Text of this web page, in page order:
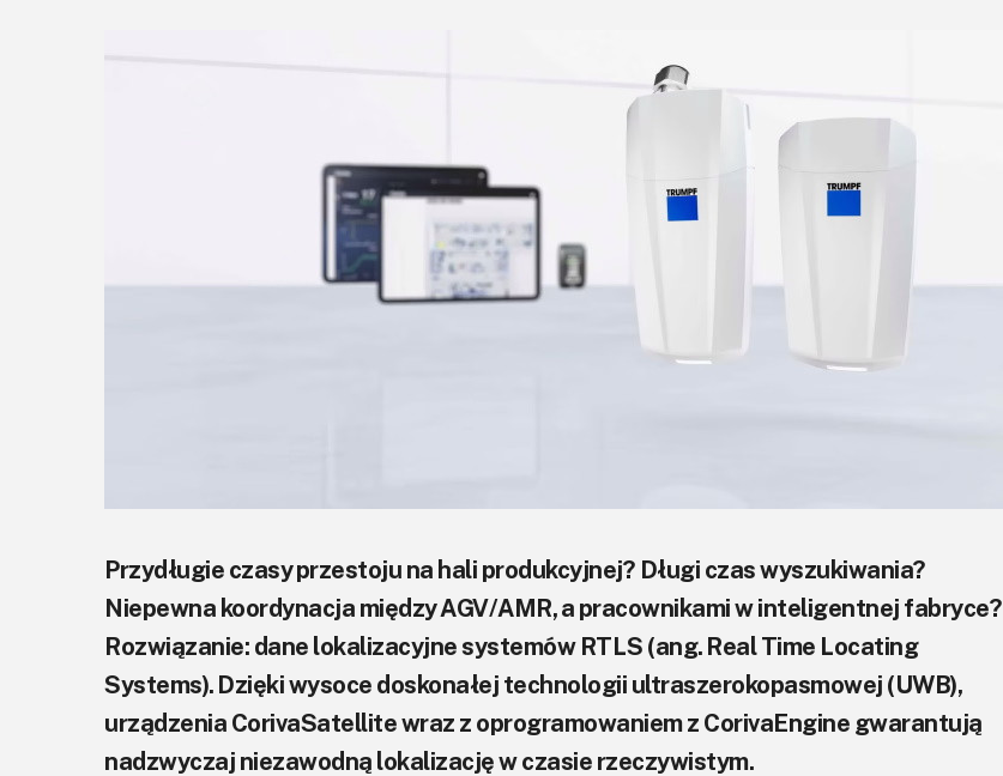
Przydługie czasy przestoju na hali produkcyjnej? Długi czas wyszukiwania?
Niepewna koordynacja między AGV/AMR, a pracownikami w inteligentnej fabryce?
Rozwiązanie: dane lokalizacyjne systemów RTLS (ang. Real Time Locating
Systems). Dzięki wysoce doskonałej technologii ultraszerokopasmowej (UWB),
urządzenia CorivaSatellite wraz z oprogramowaniem z CorivaEngine gwarantują
nadzwyczaj niezawodną lokalizację w czasie rzeczywistym.